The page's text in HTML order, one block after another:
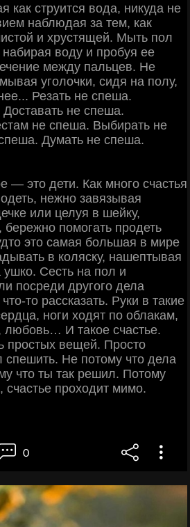
как струится вода, никуда не
наблюдая за тем, как
и хрустящей. Мыть пол
воду и пробуя ее
между пальцев. Не
уголочки, сидя на полу,
Резать не спеша.
не спеша.
не спеша. Выбирать не
Думать не спеша.
— это дети. Как много счастья
нежно завязывая
или целуя в шейку,
бережно помогать продеть
это самая большая в мире
в коляску, нашептывая
Сесть на пол и
посреди другого дела
то рассказать. Руки в такие
ноги ходят по облакам,
И такое счастье.
простых вещей. Просто
спешить. Не потому что дела
что ты так решил. Потому
проходит мимо.
0